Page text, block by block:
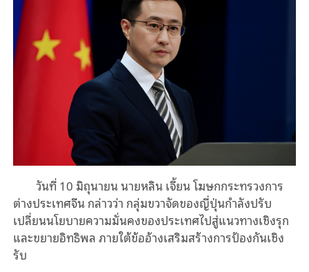
วันที่ 10 มิถุนายน นายหลิน เจี้ยน โฆษกกระทรวงการ
ต่างประเทศจีน กล่าวว่า กลุ่มขวาจัดของญี่ปุ่นกำลังปรับ
เปลี่ยนนโยบายความมั่นคงของประเทศไปสู่แนวทางเชิงรุก
และขยายอิทธิพล ภายใต้ข้ออ้างเสริมสร้างการป้องกันเชิง
รับ